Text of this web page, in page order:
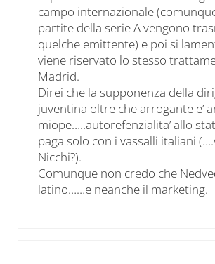
campo internazionale
partite della serie A vengono
quelche emittente) e poi si
viene riservato lo stesso
Madrid.
Direi che la supponenza della
juventina oltre che arrogante e’
miope…..autorefenzialita’ allo
paga solo con i vassalli italiani
Nicchi?).
Comunque non credo che
latino……e neanche il marketing.